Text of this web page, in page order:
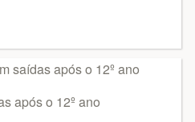
após o 12º ano